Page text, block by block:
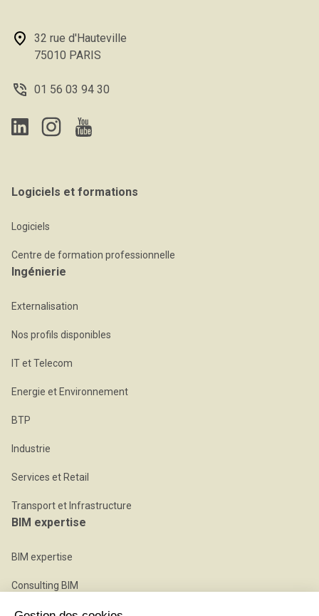
32 rue d'Hauteville
75010 PARIS
01 56 03 94 30
Logiciels et formations
Logiciels
Centre de formation professionnelle
Ingénierie
Externalisation
Nos profils disponibles
IT et Telecom
Energie et Environnement
BTP
Industrie
Services et Retail
Transport et Infrastructure
BIM expertise
BIM expertise
Consulting BIM